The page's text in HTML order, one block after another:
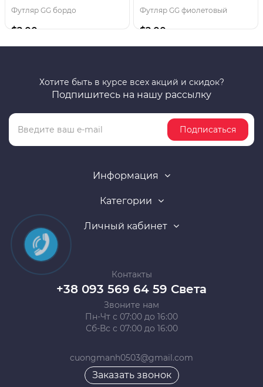
Футляр GG бордо
$2.00
Футляр GG фиолетовый
$2.00
Хотите быть в курсе всех акций и скидок?
Подпишитесь на нашу рассылку
Подписаться
Информация
Категории
Личный кабинет
Контакты
+38 093 569 64 59 Света
Звоните нам
Пн-Чт с 07:00 до 16:00
Сб-Вс с 07:00 до 16:00
cuongmanh0503@gmail.com
Заказать звонок